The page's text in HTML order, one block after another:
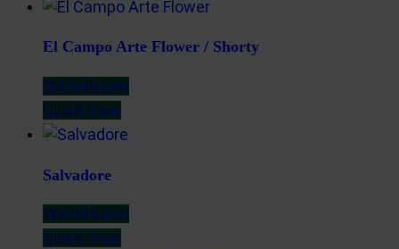
El Campo Arte Flower / Shorty
Weiterlesen
Quick View
Salvadore
Weiterlesen
Quick View